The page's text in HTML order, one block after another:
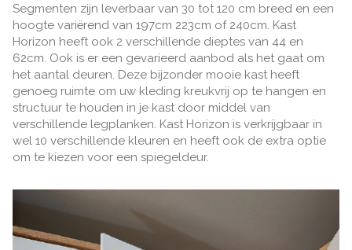
Segmenten zijn leverbaar van 30 tot 120 cm breed en een
hoogte variërend van 197cm 223cm of 240cm. Kast
Horizon heeft ook 2 verschillende dieptes van 44 en
62cm. Ook is er een gevarieerd aanbod als het gaat om
het aantal deuren. Deze bijzonder mooie kast heeft
genoeg ruimte om uw kleding kreukvrij op te hangen en
structuur te houden in je kast door middel van
verschillende legplanken. Kast Horizon is verkrijgbaar in
wel 10 verschillende kleuren en heeft ook de extra optie
om te kiezen voor een spiegeldeur.